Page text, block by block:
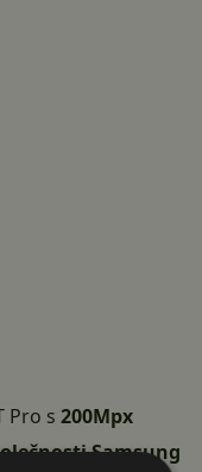
Pro s 200Mpx
Samsung